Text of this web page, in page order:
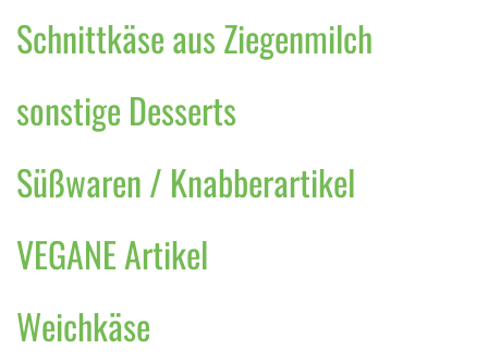
Schnittkäse aus Ziegenmilch
sonstige Desserts
Süßwaren / Knabberartikel
VEGANE Artikel
Weichkäse